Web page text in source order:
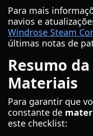
Para mais
navios e
Windrose Steam
últimas notas de
Resumo
Materiais
Para garantir que
constante de
este checklist: